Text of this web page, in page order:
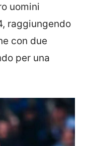
uomini
raggiungendo
con due
per una